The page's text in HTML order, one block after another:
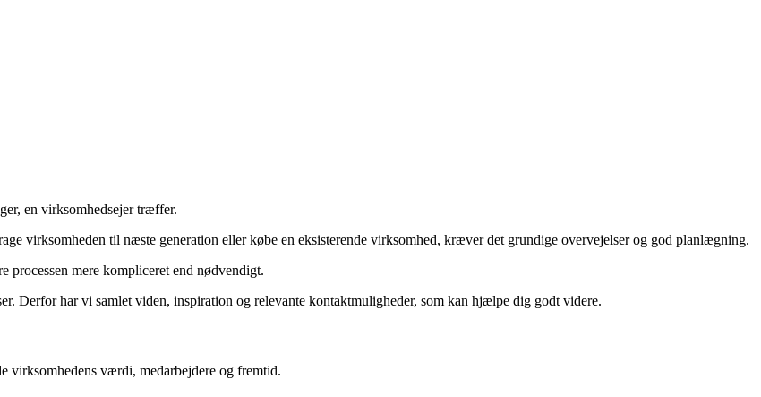
en virksomhedsejer træffer.
virksomheden til næste generation eller købe en eksisterende virksomhed, kræver det grundige overvejelser og god planlægning.
mere kompliceret end nødvendigt.
Derfor har vi samlet viden, inspiration og relevante kontaktmuligheder, som kan hjælpe dig godt videre.
virksomhedens værdi, medarbejdere og fremtid.